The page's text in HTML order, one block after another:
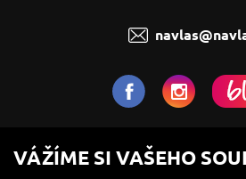
NaVlas.cz - Vlasová
provozovatel e-shopu
VÁŽÍME SI VAŠEHO